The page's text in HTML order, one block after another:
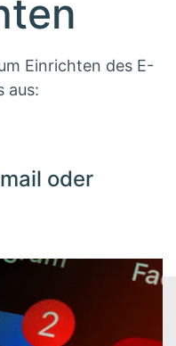
Einrichten des E-
aus:
oder